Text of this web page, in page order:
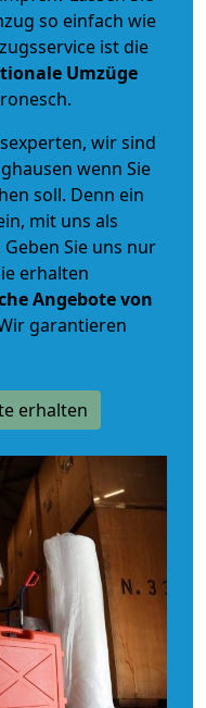
so einfach wie
ist die
Umzüge
wir sind
wenn Sie
soll. Denn ein
mit uns als
Sie uns nur
erhalten
Angebote von
garantieren
erhalten